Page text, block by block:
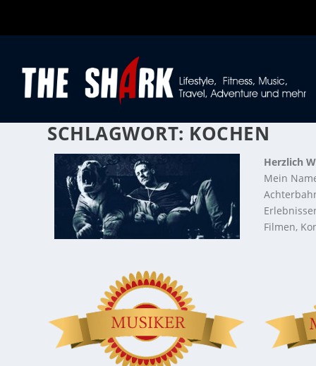
SCHLAGWORT: KOCHEN
Herzlich
Mein
Filmen,